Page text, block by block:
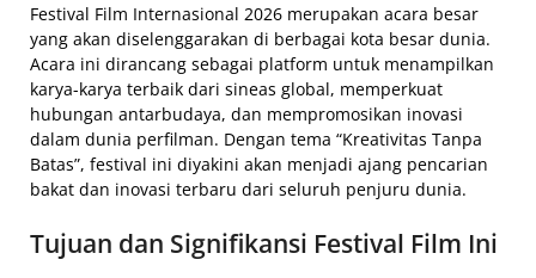
Festival Film Internasional 2026 merupakan acara besar
yang akan diselenggarakan di berbagai kota besar dunia.
Acara ini dirancang sebagai platform untuk menampilkan
karya-karya terbaik dari sineas global, memperkuat
hubungan antarbudaya, dan mempromosikan inovasi
dalam dunia perfilman. Dengan tema “Kreativitas Tanpa
Batas”, festival ini diyakini akan menjadi ajang pencarian
bakat dan inovasi terbaru dari seluruh penjuru dunia.
Tujuan dan Signifikansi Festival Film Ini